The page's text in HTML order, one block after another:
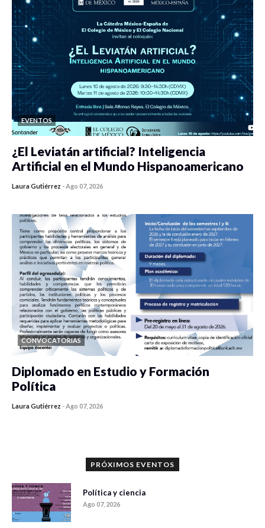
EVENTOS
¿El Leviatán artificial? Inteligencia
Artificial en el Mundo Hispanoamericano
Laura Gutiérrez -Ago 07, 2026
CONVOCATORIAS
Diplomado en Estudio y Formación
Política
Laura Gutiérrez -Ago 07, 2026
PRÓXIMOS EVENTOS
Política y ciencia
Ago 07, 2026